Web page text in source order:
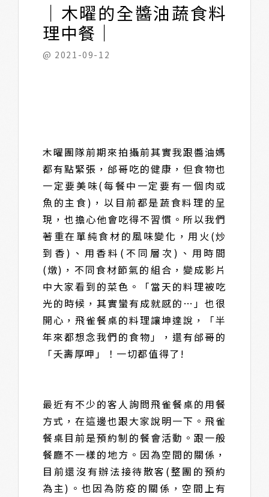
｜木曜的全醬油蔬食料
理中餐｜
@ 2021-09-12
木曜團隊前期來拍攝前其實我跟醬油媽
都有點緊張，邰哥吃的健康，但食物也
一定要美味(每餐中一定要有一個肉或
魚的主食)，以目前都是蔬食料理的呈
現，也擔心他會吃得不習慣。所以我們
著重在單純食材的風味變化，用火(炒
到香)、用香料(不同層次)、用時間
(燉)，不同食材節氣的組合，變成影片
中大家看到的菜色。「當天的料理被吃
光的時候，其實蠻有成就感的…」也很
開心，飛雀餐桌的料理讓坤達說，「半
年來都想念我們的食物」，還有邰哥的
「夭壽厚呷」！一切都值得了!
最近有不少的客人詢問飛雀餐桌的用餐
方式，在這邊也跟大家說明一下。飛雀
餐桌目前是預約制的餐會活動。跟一般
餐廳不一樣的地方。因為空間的關係，
目前還沒有辦法接待散客(整團的預約
為主)。也因為防疫的關係，空間上有